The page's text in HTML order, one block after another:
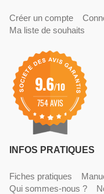
Créer un compte
Ma liste de souhaits
9.6/10
754 AVIS
INFOS PRATIQUES
Fiches pratiques
Qui sommes-nous ?